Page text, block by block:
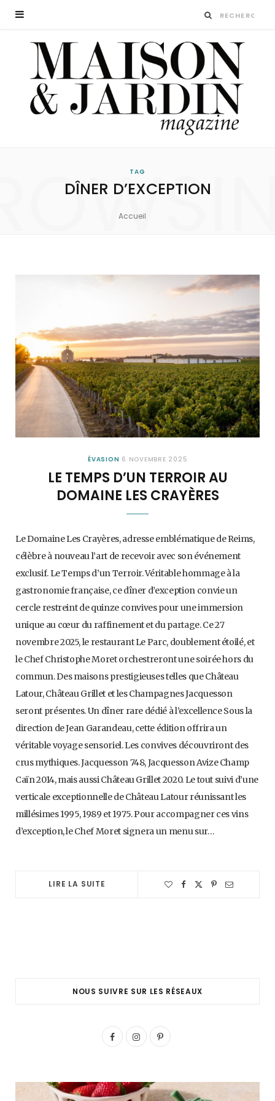
TAG
DÎNER D’EXCEPTION
Accueil
ÉVASION 6 NOVEMBRE 2025
LE TEMPS D’UN TERROIR AU
DOMAINE LES CRAYÈRES
Le Domaine Les Crayères, adresse emblématique de Reims,
célèbre à nouveau l’art de recevoir avec son événement
exclusif. Le Temps d’un Terroir. Véritable hommage à la
gastronomie française, ce dîner d’exception convie un
cercle restreint de quinze convives pour une immersion
unique au cœur du raffinement et du partage. Ce 27
novembre 2025, le restaurant Le Parc, doublement étoilé, et
le Chef Christophe Moret orchestreront une soirée hors du
commun. Des maisons prestigieuses telles que Château
Latour, Château Grillet et les Champagnes Jacquesson
seront présentes. Un dîner rare dédié à l’excellence Sous la
direction de Jean Garandeau, cette édition offrira un
véritable voyage sensoriel. Les convives découvriront des
crus mythiques. Jacquesson 748, Jacquesson Avize Champ
Caïn 2014, mais aussi Château Grillet 2020. Le tout suivi d’une
verticale exceptionnelle de Château Latour réunissant les
millésimes 1995, 1989 et 1975. Pour accompagner ces vins
d’exception, le Chef Moret signera un menu sur…
LIRE LA SUITE
NOUS SUIVRE SUR LES RÉSEAUX
F
I
P